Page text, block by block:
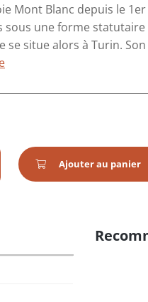
Mont Blanc depuis le
une forme
se situe alors à Turin.
Ajouter au panier